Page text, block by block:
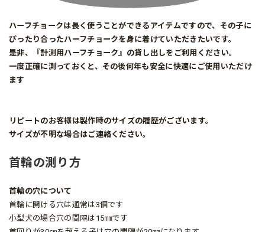
ハーフチョークは長く使うことができるアイテムですので、その子に
ぴったり合ったハーフチョークを身に着けていただきたいです。
是非、『計測用ハーフチョーク』の貸し出しをご利用ください。
一度正確に測っておくと、その後何年も安全に快適にご使用いただけ
ます
リピートのお客様は製作時のサイズの履歴がございます。
サイズが不明な場合はご連絡ください。
首輪の測り方
首輪の穴について
首輪に開ける穴は通常は3個です
小型犬の場合穴の間隔は15㎜です